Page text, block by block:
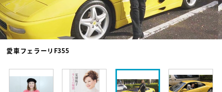
愛車フェラーリF355